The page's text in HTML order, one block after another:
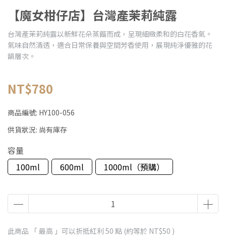
【魔女柑仔店】台灣產茉莉純露
台灣產茉莉純露以新鮮花朵蒸餾而成，呈現細緻柔和的白花香氣。
氣味自然清透，適合日常保養與空間芳香使用，展現純淨優雅的花
韻層次。
NT$780
商品編號: HY100-056
供貨狀況: 尚有庫存
容量
100ml
600ml 1000ml（預購）
此商品 「 最高 」可以折抵紅利 50 點 (約等於 NT$50 )